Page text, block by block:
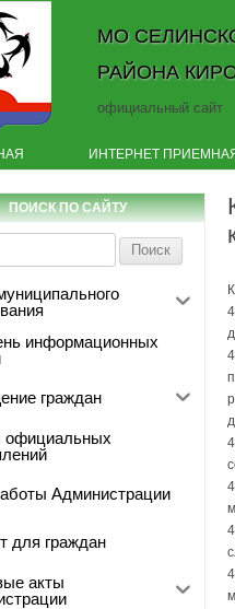
МО
РАЙОНА
официальный сайт
ИНТЕРНЕТ
ПОИСК ПО САЙТУ
информационных
граждан
официальных
Администрации
для граждан
акты